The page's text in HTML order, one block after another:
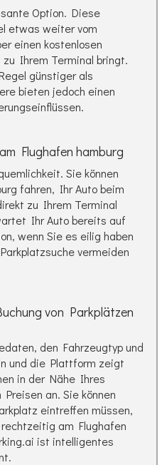
Option. Diese
etwas weiter vom
einen kostenlosen
Ihrem Terminal bringt.
günstiger als
bieten jedoch einen
Flughafen hamburg
Sie können
fahren, Ihr Auto beim
zu Ihrem Terminal
Ihr Auto bereits auf
wenn Sie es eilig haben
vermeiden
von Parkplätzen
den Fahrzeugtyp und
und die Plattform zeigt
in der Nähe Ihres
an. Sie können
eintreffen müssen,
am Flughafen
ist intelligentes